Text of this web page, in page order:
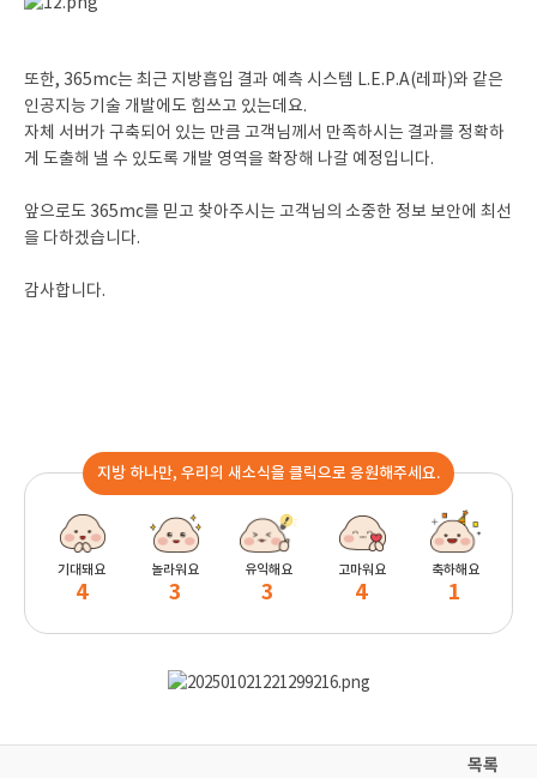
또한, 365mc는 최근 지방흡입 결과 예측 시스템 L.E.P.A(레파)와 같은
인공지능 기술 개발에도 힘쓰고 있는데요.
자체 서버가 구축되어 있는 만큼 고객님께서 만족하시는 결과를 정확하
게 도출해 낼 수 있도록 개발 영역을 확장해 나갈 예정입니다.
앞으로도 365mc를 믿고 찾아주시는 고객님의 소중한 정보 보안에 최선
을 다하겠습니다.
감사합니다.
지방 하나만, 우리의 새소식을 클릭으로 응원해주세요.
기대돼요
4
놀라워요
3
유익해요
3
고마워요
4
축하해요
1
목록